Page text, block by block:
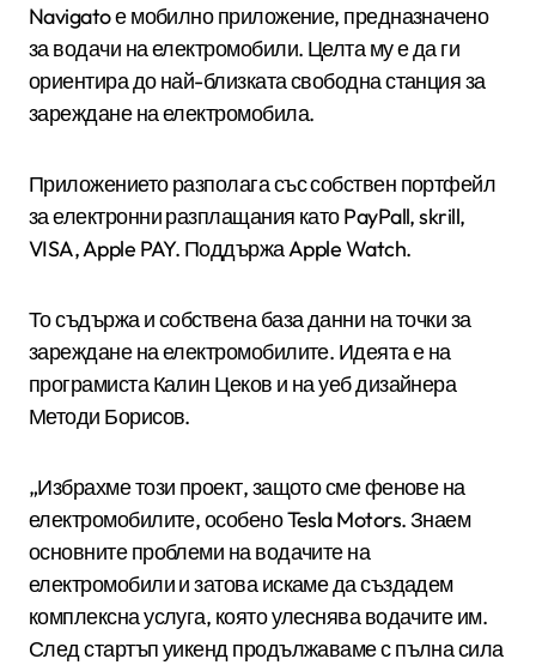
Navigato е мобилно приложение, предназначено
за водачи на електромобили. Целта му е да ги
ориентира до най-близката свободна станция за
зареждане на електромобила.
Приложението разполага със собствен портфейл
за електронни разплащания като PayPall, skrill,
VISA, Apple PAY. Поддържа Apple Watch.
То съдържа и собствена база данни на точки за
зареждане на електромобилите. Идеята е на
програмиста Калин Цеков и на уеб дизайнера
Методи Борисов.
„Избрахме този проект, защото сме фенове на
електромобилите, особено Tesla Motors. Знаем
основните проблеми на водачите на
електромобили и затова искаме да създадем
комплексна услуга, която улеснява водачите им.
След стартъп уикенд продължаваме с пълна сила